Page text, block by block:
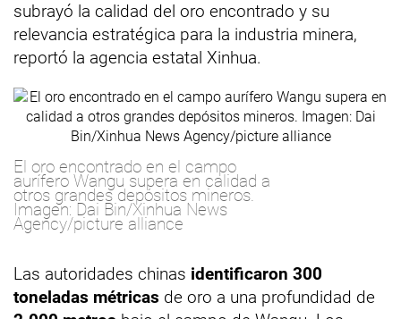
subrayó la calidad del oro encontrado y su
relevancia estratégica para la industria minera,
reportó la agencia estatal Xinhua.
El oro encontrado en el campo
aurífero Wangu supera en calidad a
otros grandes depósitos mineros.
Imagen: Dai Bin/Xinhua News
Agency/picture alliance
Las autoridades chinas identificaron 300
toneladas métricas de oro a una profundidad de